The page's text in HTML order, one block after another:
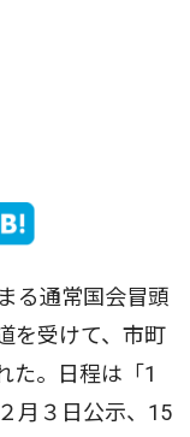
る通常国会冒頭
を受けて、市町
た。日程は「1
月３日公示、15